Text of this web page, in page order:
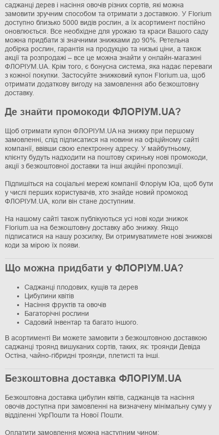
саджанці дерев і насіння овочів різних сортів, які можна
замовити зручним способом та отримати з доставкою. У Florium
доступно близько 5000 видів рослин, а їх асортимент постійно
оновлюється. Все необхідне для урожаю та краси Вашого саду
можна придбати зі значними знижками до 90%. Ретельна
добірка рослин, гарантія на продукцію та низькі ціни, а також
акції та розпродажі – все це можна знайти у онлайн-магазині
ФЛОРІУМ.UA. Крім того, є бонусна система, яка надає переваги
з кожної покупки. Застосуйте знижковий купон Florium.ua, щоб
отримати додаткову вигоду на замовлення або безкоштовну
доставку.
Де знайти промокоди ФЛОРІУМ.UA?
Щоб отримати купон ФЛОРІУМ.UA на знижку при першому
замовленні, слід підписатися на новини на офіційному сайті
компанії, ввівши свою електронну адресу. У майбутньому,
клієнту будуть надходити на поштову скриньку нові промокоди,
акції з безкоштовної доставки та інші акційні пропозиції.
Підпишіться на соціальні мережі компанії Флоріум Юа, щоб бути
у числі перших користувачів, хто знайде новий промокод
ФЛОРІУМ.UA, коли він стане доступним.
На нашому сайті також публікуються усі нові коди знижок
Florium.ua на безкоштовну доставку або знижку. Якщо
підписатися на нашу розсилку, Ви отримуватимете нові знижкові
коди за мірою їх появи.
Що можна придбати у ФЛОРІУМ.UA?
Саджанці плодових, кущів та дерев
Цибулини квітів
Насіння фруктів та овочів
Багаторічні рослини
Садовий інвентар та багато іншого.
В асортименті Ви можете замовити з безкоштовною доставкою
саджанці троянд вишуканих сортів, таких, як: троянди Девіда
Остіна, чайно-гібридні троянди, плетисті та інші.
Безкоштовна доставка ФЛОРІУМ.UA
Безкоштовна доставка цибулин квітів, саджанців та насіння
овочів доступна при замовленні на визначену мінімальну суму у
відділенні УкрПошти та Нової Пошти.
Оплатити замовлення можна наступним чином: